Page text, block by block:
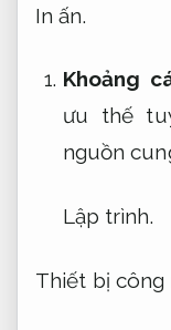
In ấn.
Khoảng
ưu thế
nguồn
Lập trình.
Thiết bị công